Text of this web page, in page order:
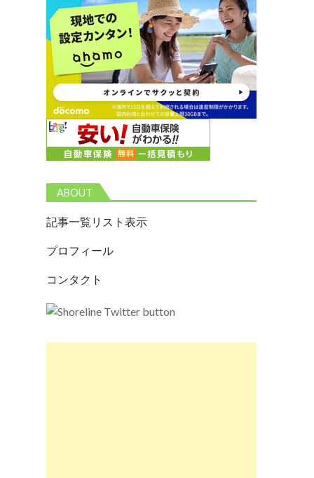
ABOUT
記事一覧リスト表示
プロフィール
コンタクト